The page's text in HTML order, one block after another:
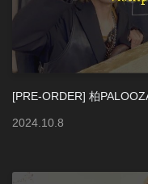
[PRE-ORDER] 柏
2024 10 8